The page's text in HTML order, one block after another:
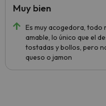
Es muy acogedora, todo
amable, lo único que el
tostadas y bollos, pero
queso o jamon
Muy bien